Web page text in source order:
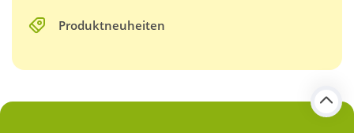
Produktneuheiten